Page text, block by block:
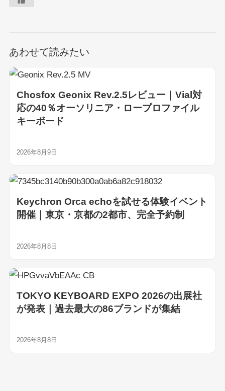
あわせて読みたい
Chosfox Geonix Rev.2.5レビュー｜Vial対
応の40％オーソリニア・ロープロファイル
キーボード
2026年8月9日
Keychron Orca echoを試せる体験イベント
開催｜東京・京都の2都市、完全予約制
2026年8月8日
TOKYO KEYBOARD EXPO 2026の出展社
が発表｜過去最大の86ブランドが集結
2026年8月8日